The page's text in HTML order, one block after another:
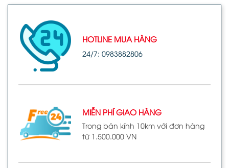
HOTLINE MUA HÀNG
24/7: 0983882806
MIỄN PHÍ GIAO HÀNG
Trong bán kính 10km với đơn hàng
từ 1.500.000 VN